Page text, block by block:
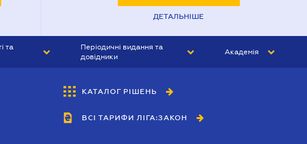
ДЕТАЛЬНІШЕ
та
Періодичні видання та
довідники
БУХГАЛТЕР&ЗАКОН
ВІСНИК МСФЗ
Академія
КАТАЛОГ РІШЕНЬ
ВСІ ТАРИФИ ЛІГА:ЗАКОН